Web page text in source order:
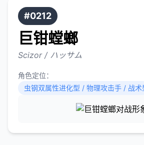
#0212
巨钳螳螂
Scizor / ハッサム
角色定位：
虫钢双属性进化型 / 物理攻击手 / 战术